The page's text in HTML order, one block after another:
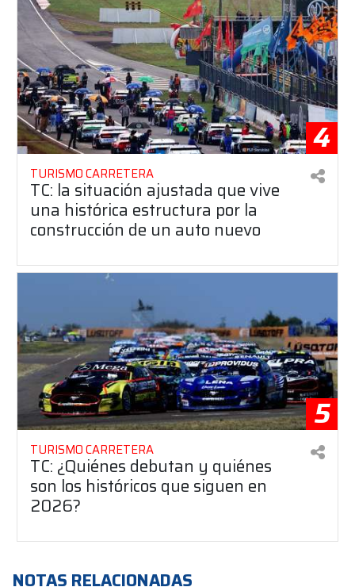
4
TURISMO CARRETERA
TC: la situación ajustada que vive
una histórica estructura por la
construcción de un auto nuevo
5
TURISMO CARRETERA
TC: ¿Quiénes debutan y quiénes
son los históricos que siguen en
2026?
NOTAS RELACIONADAS